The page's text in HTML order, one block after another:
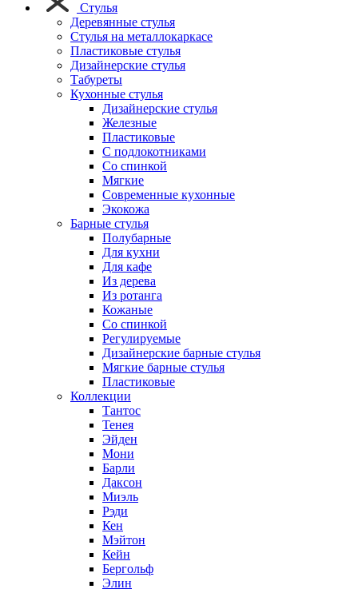
Стулья
Деревянные стулья
Стулья на металлокаркасе
Пластиковые стулья
Дизайнерские стулья
Табуреты
Кухонные стулья
Дизайнерские стулья
Железные
Пластиковые
С подлокотниками
Со спинкой
Мягкие
Современные кухонные
Экокожа
Барные стулья
Полубарные
Для кухни
Для кафе
Из дерева
Из ротанга
Кожаные
Со спинкой
Регулируемые
Дизайнерские барные стулья
Мягкие барные стулья
Пластиковые
Коллекции
Тантос
Тенея
Эйден
Мони
Барли
Даксон
Миэль
Рэди
Кен
Мэйтон
Кейн
Бергольф
Элин